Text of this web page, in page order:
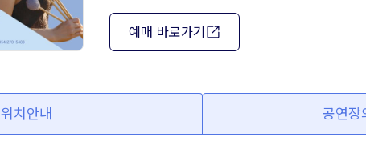
예매 바로가기
위치안내 공연장